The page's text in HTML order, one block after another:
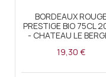
BORDEAUX
PRESTIGE BIO 75CL
- CHATEAU LE
19,30 €